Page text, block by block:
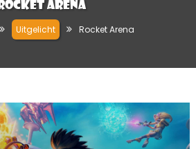
Arena
Uitgelicht Rocket Arena